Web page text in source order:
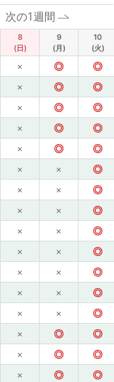
次の1週間
8
(日)
9
(月)
10
(火)
× ◎
◎
× ◎
◎
× ◎
◎
× ◎
◎
× ◎
◎
× ×
◎
× ×
◎
× ×
◎
× ×
◎
× ×
◎
× ×
◎
× ×
◎
× ×
◎
× ◎
◎
× ◎
◎
× ◎
◎